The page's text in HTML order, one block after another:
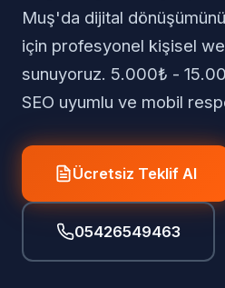
Muş'da dijital
için profesyonel kişisel
sunuyoruz. 5.000₺ -
SEO uyumlu ve mobil
Ücretsiz Teklif Al
05426549463